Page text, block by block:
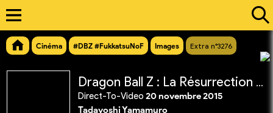
Cinéma #DBZ #FukkatsuNoF Images Extra n°3276
Dragon Ball Z : La Résurrection de 'F'
Direct-To-Video 20 novembre 2015
Tadayoshi Yamamuro